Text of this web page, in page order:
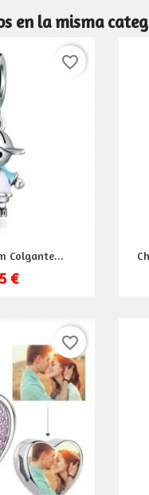
en la misma
rápida
Colgante...
€
favorite_border
favorite_border